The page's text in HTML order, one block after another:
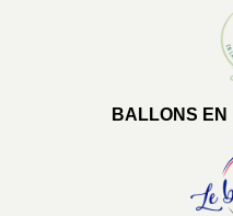
BALLONS